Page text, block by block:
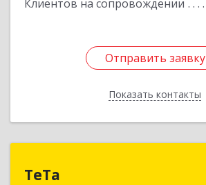
Клиентов на сопровождении
Отправить заявку
Показать контакты
Отправить заявку
Назад
ТеТа